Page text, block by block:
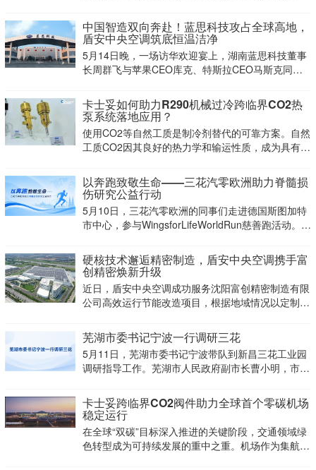
耗很高，设备运行的可靠性与能效，是保障商品冷冻
仓储状态的关键。该企业管理团队一直主动寻求优化
改造方案，
中国智造双向奔赴！蓝思科技攻占全球高地，
盾安中央空调筑底恒温洁净
5月14日晚，一场访华欢迎宴上，湖南蓝思科技董事
长周群飞与苹果CEO库克、特斯拉CEO马斯克同席
供应链企业的全球话语权，更印证了“中国智造”正站
在世界舞台中央
卡士妥如何助力R290机械过冷跨临界CO2热
泵系统落地应用？
使用CO2等自然工质是制冷剂替代的可靠方案。自然
工质CO2因其良好的热力学和输运性质，成为具有应
高的回水温度导致跨临界CO2热泵系统的节流损失
大、能效偏低，制约了其推广应用。机械过冷技术是
提
以奔跑致敬生命——三花汽零欧洲助力脊髓损
伤研究公益行动
5月10日，三花汽零欧洲的同事们走进德国斯图加特
市中心，参与WingsforLifeWorldRun慈善跑活动。这
的同步公益行动：在同一时刻，来自世界各地的跑者
从全球150多个官方赛点同
硬核技术邂逅精密制造，盾安中央空调携手富
创精密焕新升级
近日，盾安中央空调成功服务沈阳富创精密制造有限
公司高效运行节能改造项目，根据地域情况以定制化
芜湖市委书记宁波一行调研三花
5月11日，芜湖市委书记宁波带队到新昌三花工业园
调研指导工作。芜湖市人民政府副市长曹小明，市政
工委书记、管委会主任，弋江区委书记李新宇等各级
领导陪同调研。三花智控总裁王大勇等公司领导接待
并座谈交
卡士妥跨临界CO2阀件助力全球首个零碳机场
稳定运行
在全球“双碳”目标深入推进的关键阶段，交通领域绿
色转型成为可持续发展的重中之重。机场作为集航空